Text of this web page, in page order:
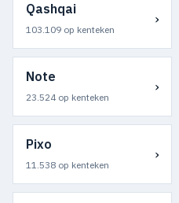
Qashqai
103.109 op kenteken
›
Note
23.524 op kenteken
›
Pixo
11.538 op kenteken
›